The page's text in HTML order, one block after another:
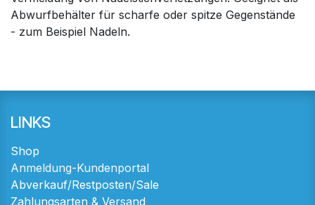
Abwurfbehälter für scharfe oder spitze Gegenstände
- zum Beispiel Nadeln.
LINKS
Shop
Anmeldung-Kundenportal
Abverkauf/Restposten/Sale
Zahlungsarten & Versand